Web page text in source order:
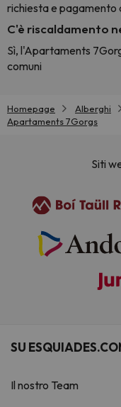
richiesta e pagamento
C'è riscaldamento
Sì, l'Apartaments
comuni
Homepage Alberghi
Apartaments 7Gorgs
Siti
SU
Il nostro Team